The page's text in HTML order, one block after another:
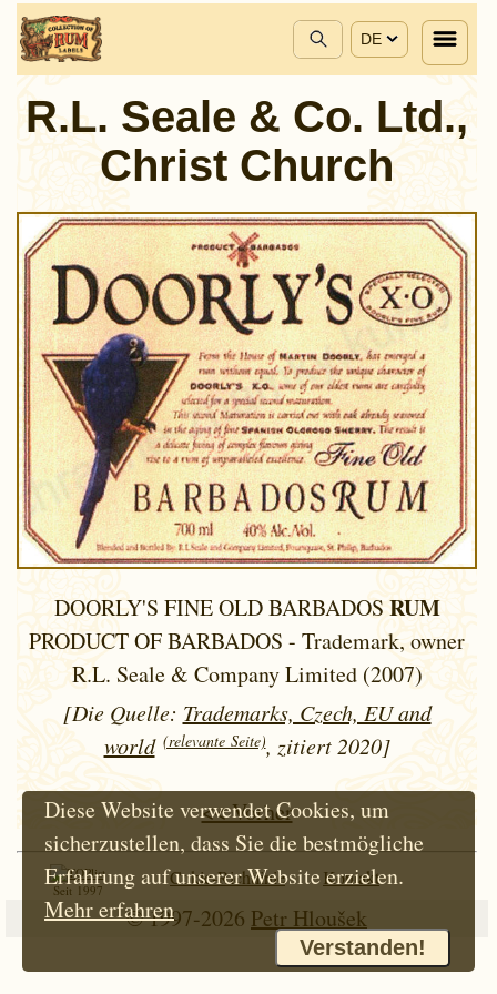
DE
R.L. Seale & Co. Ltd.,
Christ Church
DOORLY'S FINE OLD BARBADOS RUM
PRODUCT OF BARBADOS - Trademark, owner
R.L. Seale & Company Limited (2007)
[Die Quelle: Trademarks, Czech, EU and
world (relevante Seite), zitiert 2020]
<< Vorher
Seit 1997
Cokie-Richtlinie Kontakt
© 1997-2026 Petr Hloušek
Diese Website verwendet Cookies, um
sicherzustellen, dass Sie die bestmögliche
Erfahrung auf unserer Website erzielen.
Mehr erfahren
Verstanden!